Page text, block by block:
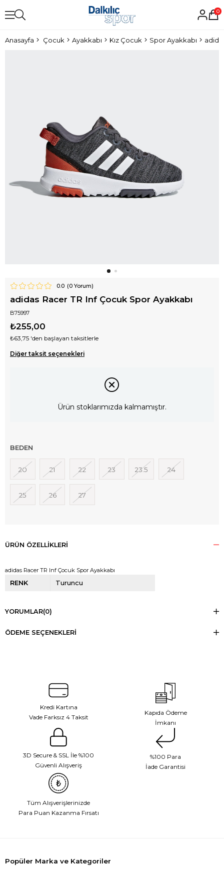
0
Anasayfa Çocuk Ayakkabı Kız Çocuk Spor Ayakkabı
0.0 (0Yorum)
adidas Racer TR Inf Çocuk Spor Ayakkabı
B75997
₺255,00
₺63,75 'den başlayan taksitlerle
Diğer taksit seçenekleri
Ürün stoklarımızda kalmamıştır.
BEDEN
20 21 22 23 23.5 24
25 26 27
ÜRÜN ÖZELLIKLERI
adidas Racer TR Inf Çocuk Spor Ayakkabı
RENK Turuncu
YORUMLAR(0)
ÖDEME SEÇENEKLERI
Kredi Kartına
Vade Farksız 4 Taksit
Kapıda Ödeme
İmkanı
3D Secure & SSL İle %100
Güvenli Alışveriş
%100 Para
İade Garantisi
Tüm Alışverişlerinizde
Para Puan Kazanma Fırsatı
Popüler Marka ve Kategoriler